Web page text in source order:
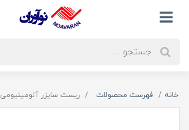
خانه فهرست محصولات ریست سایزر آلومینیومی Wrisitirciser